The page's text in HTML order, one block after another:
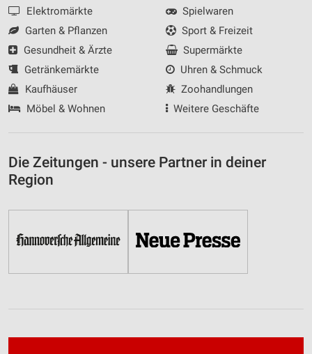
Elektromärkte
Garten & Pflanzen
Gesundheit & Ärzte
Getränkemärkte
Kaufhäuser
Möbel & Wohnen
Spielwaren
Sport & Freizeit
Supermärkte
Uhren & Schmuck
Zoohandlungen
Weitere Geschäfte
Die Zeitungen - unsere Partner in deiner
Region
Werbung